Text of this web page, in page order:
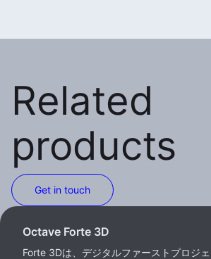
Related
products
Get in touch
Octave Forte 3D
Forte 3Dは、デジタルファーストプロジ